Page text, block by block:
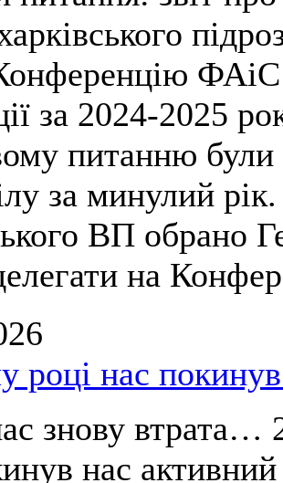
за 2024-2025
питанню були
за минулий
ВП обрано
на
році нас
знову втрата…
нас